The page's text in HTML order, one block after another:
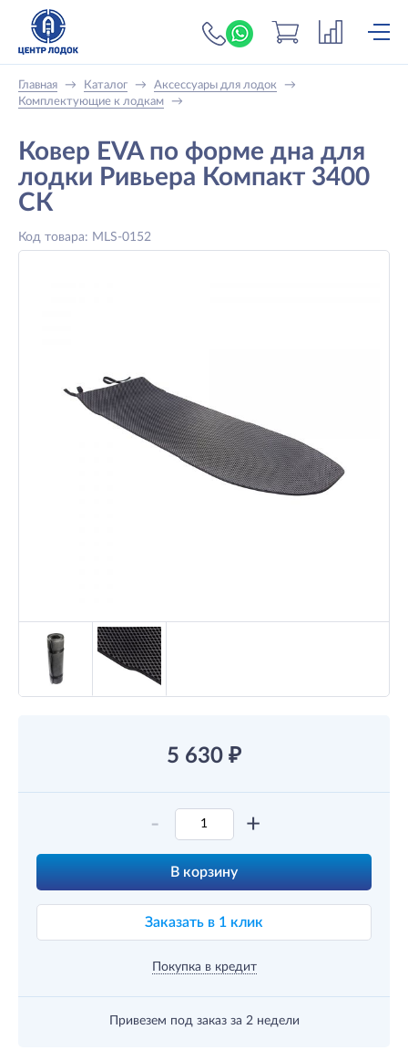
+7 (919) 698-56-
Главная → Каталог → Аксессуары для лодок
→
Комплектующие к лодкам
→
Ковер EVA по форме дна для
лодки Ривьера Компакт 3400
СК
Код товара: MLS-0152
5 630 ₽
- +
В корзину
Заказать в 1 клик
Покупка в кредит
Привезем под заказ за 2 недели